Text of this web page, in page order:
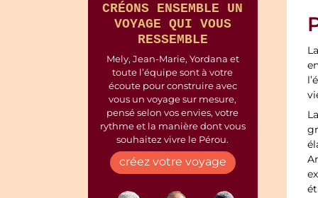
CRÉONS ENSEMBLE UN
VOYAGE QUI VOUS
RESSEMBLE
Mely, Jean-Marie, Yordana et
toute l’équipe sont à votre
écoute pour construire avec
vous un voyage sur mesure,
pensé selon vos envies, votre
rythme et la manière dont vous
souhaitez vivre le Pérou.
créez votre voyage